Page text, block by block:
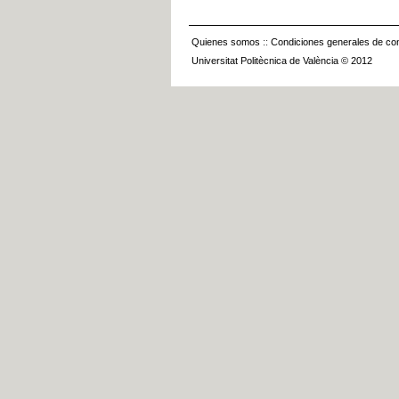
Quienes somos :: Condiciones generales de
Universitat Politècnica de València © 2012